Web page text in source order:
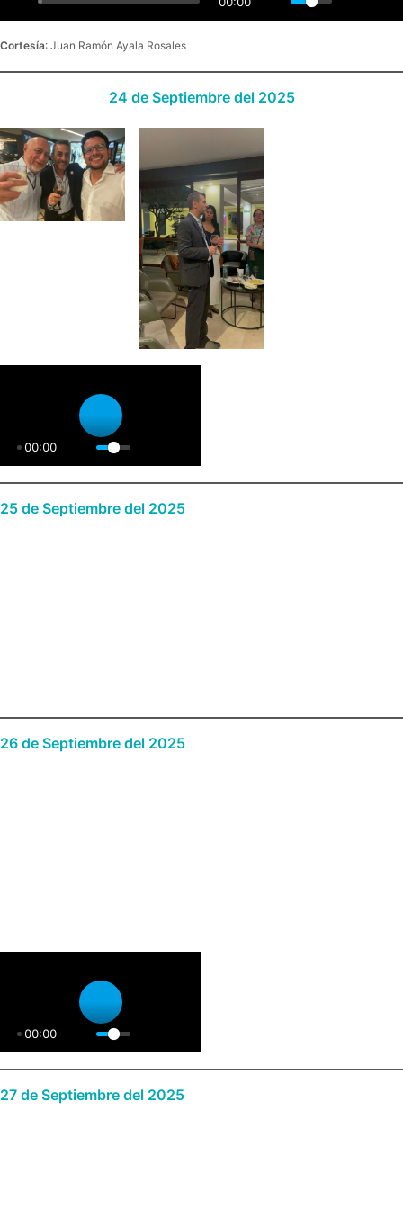
Cortesía: Juan Ramón Ayala Rosales
24 de Septiembre del 2025
00:00
PLAY
25 de Septiembre del 2025
26 de Septiembre del 2025
00:00
PLAY
27 de Septiembre del 2025